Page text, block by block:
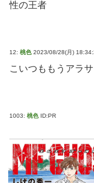
性の王者
12: 桃色 2023/08/28(月)
こいつももうアラ
1003: 桃色 ID:PR